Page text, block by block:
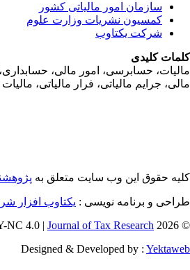
سازمان امور مالياتی کشور
کمسیون نشریات وزارت علوم
شرکت یکتاوب
کلیدی
حسابرسی، امور مالی،
جرايم مالياتی، فرار مالياتی، ماليات
حقوق این وب سایت متعلق به
و برنامه نویسی : یکتاوب افزار شرق
©
Journal of Tax Research
Designed & Developed by :